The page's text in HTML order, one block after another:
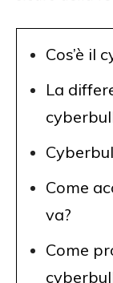
Cos’è il
La
Come
va?
Come